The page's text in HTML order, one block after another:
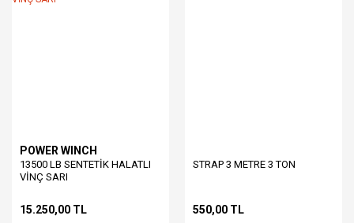
POWER WINCH
13500 LB SENTETİK HALATLI
VİNÇ SARI
15.250,00 TL
STRAP 3 METRE 3 TON
550,00 TL